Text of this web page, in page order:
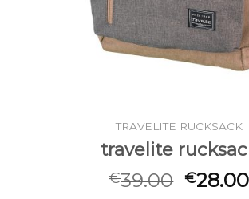
TRAVELITE RUCKSACK
travelite
€39.00 €28.00